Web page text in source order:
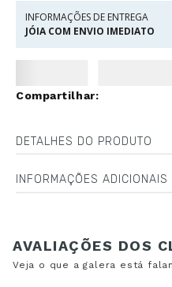
INFORMAÇÕES DE ENTREGA
JÓIA COM ENVIO IMEDIATO
DETALHES DO PRODUTO
INFORMAÇÕES ADICIONAIS